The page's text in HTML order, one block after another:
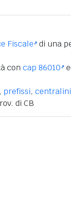
Fiscale di una
con cap 86010
prefissi, centralini
di CB